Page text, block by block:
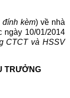
đính kèm) về nhà
10/01/2014
CTCT và HSSV
TRƯỞNG